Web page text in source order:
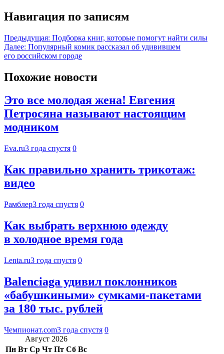
Навигация по записям
Предыдущая: Подборка книг, которые помогут найти силы
Далее: Популярный комик рассказал об удивившем
его российском городе
Похожие новости
Это все молодая жена! Евгения
Петросяна называют настоящим
модником
Eva.ru3 года спустя 0
Как правильно хранить трикотаж:
видео
Рамблер3 года спустя 0
Как выбрать верхнюю одежду
в холодное время года
Lenta.ru3 года спустя 0
Balenciaga удивил поклонников
«бабушкиными» сумками-пакетами
за 180 тыс. рублей
Чемпионат.com3 года спустя 0
Август 2026
Пн Вт Ср Чт Пт Сб Вс